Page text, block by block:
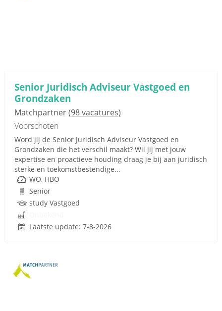
Senior Juridisch Adviseur Vastgoed en
Grondzaken
Matchpartner(98 vacatures)
Voorschoten
Word jij de Senior Juridisch Adviseur Vastgoed en
Grondzaken die het verschil maakt? Wil jij met jouw
expertise en proactieve houding draag je bij aan juridisch
sterke en toekomstbestendige...
WO, HBO
Senior
study Vastgoed
Laatste update: 7-8-2026